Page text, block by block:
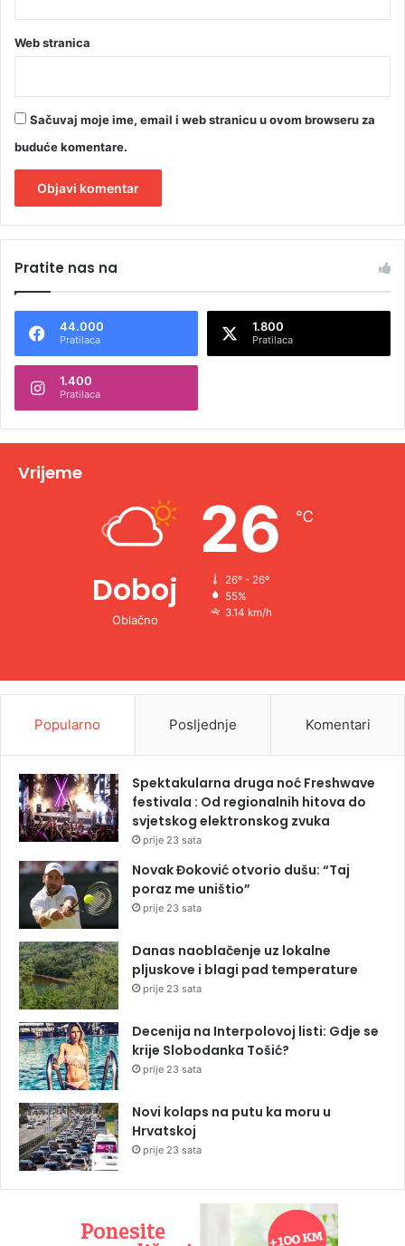
Web stranica
Sačuvaj moje ime, email i web stranicu u ovom browseru za
buduće komentare.
t
n
t
v
Pratite nas na
44.000
Pratilaca
1.800
Pratilaca
1.400
Pratilaca
Vrijeme
Doboj
Oblačno
26 ℃
26º - 26º
55%
3.14 km/h
Popularno Posljednje Komentari
Spektakularna druga noć Freshwave
festivala : Od regionalnih hitova do
svjetskog elektronskog zvuka
prije 23 sata
Novak Đoković otvorio dušu: “Taj
poraz me uništio”
prije 23 sata
Danas naoblačenje uz lokalne
pljuskove i blagi pad temperature
prije 23 sata
Decenija na Interpolovoj listi: Gdje se
krije Slobodanka Tošić?
prije 23 sata
Novi kolaps na putu ka moru u
Hrvatskoj
prije 23 sata